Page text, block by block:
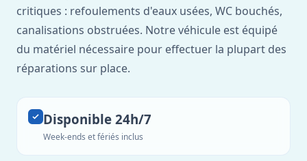
critiques : refoulements d'eaux usées, WC bouchés,
canalisations obstruées. Notre véhicule est équipé
du matériel nécessaire pour effectuer la plupart des
réparations sur place.
Disponible 24h/7
Week-ends et fériés inclus